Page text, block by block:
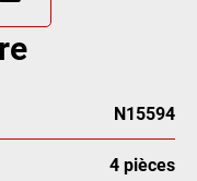
N15594
4 pièces